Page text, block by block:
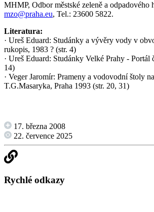
MHMP, Odbor městské zeleně a odpadového
mzo@praha.eu, Tel.: 23600 5822.
Literatura:
· Ureš Eduard: Studánky a vývěry vody v
rukopis, 1983 ? (str. 4)
· Ureš Eduard: Studánky Velké Prahy - Portál
14)
· Veger Jaromír: Prameny a vodovodní štoly
T.G.Masaryka, Praha 1993 (str. 20, 31)
17. března 2008
22. července 2025
Rychlé odkazy